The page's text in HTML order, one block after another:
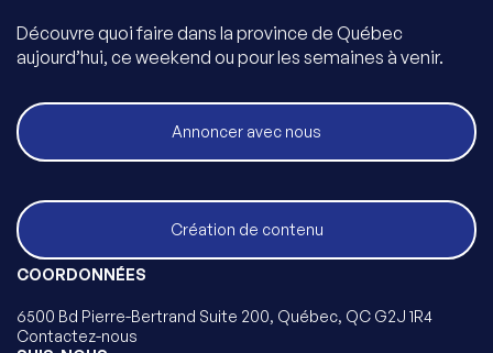
Découvre quoi faire dans la province de Québec
aujourd’hui, ce weekend ou pour les semaines à venir.
Annoncer avec nous
Création de contenu
COORDONNÉES
6500 Bd Pierre-Bertrand Suite 200, Québec, QC G2J 1R4
Contactez-nous